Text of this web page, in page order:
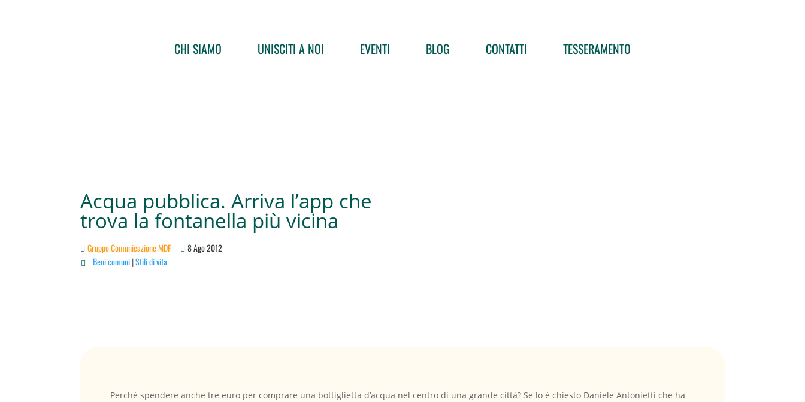
CHI SIAMO UNISCITI A NOI EVENTI BLOG CONTATTI TESSERAMENTO
Acqua pubblica. Arriva l’app che
trova la fontanella più vicina
Gruppo Comunicazione MDF 8 Ago 2012
 Beni comuni|Stili di vita
Perché spendere anche tre euro per comprare una bottiglietta d’acqua nel centro di una grande città? Se lo è chiesto Daniele Antonietti che ha